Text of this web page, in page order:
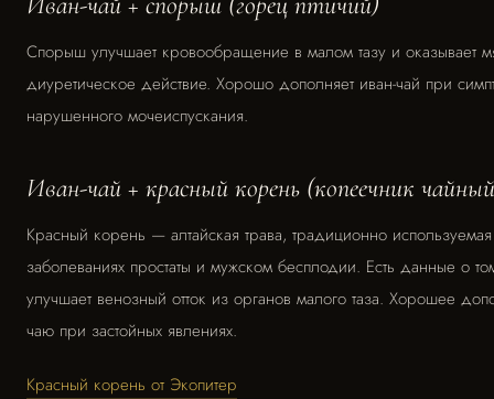
Спорыш улучшает кровообращение в малом тазу и оказывает
диуретическое действие. Хорошо дополняет иван-чай при
нарушенного мочеиспускания.
Иван-чай + красный корень (копеечник
Красный корень — алтайская трава, традиционно
заболеваниях простаты и мужском бесплодии. Есть данные о
улучшает венозный отток из органов малого таза. Хорошее
чаю при застойных явлениях.
Красный корень от Экопитер